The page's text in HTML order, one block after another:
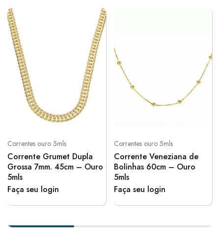
Correntes ouro 5mls
Corrente Grumet Dupla
Grossa 7mm. 45cm – Ouro
5mls
Faça seu login
Correntes ouro 5mls
Corrente Veneziana de
Bolinhas 60cm – Ouro
5mls
Faça seu login